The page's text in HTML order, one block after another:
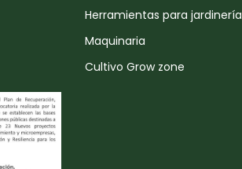
Herramientas para jardinería
Maquinaria
Cultivo Grow zone